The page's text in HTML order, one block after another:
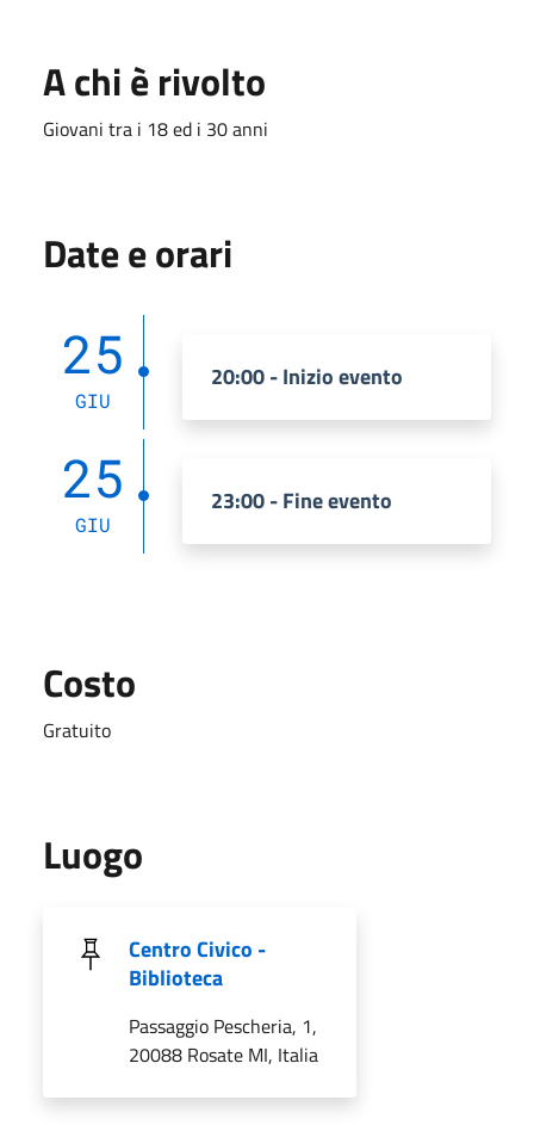
A chi è rivolto
Giovani tra i 18 ed i 30 anni
Date e orari
25
GIU
20:00 - Inizio evento
25
GIU
23:00 - Fine evento
Costo
Gratuito
Luogo
Centro Civico -
Biblioteca
Passaggio Pescheria, 1,
20088 Rosate MI, Italia